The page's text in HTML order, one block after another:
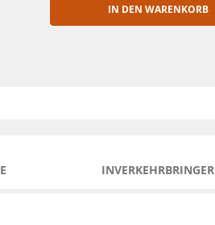
IN DEN WARENKORB
INVERKEHRBRINGER